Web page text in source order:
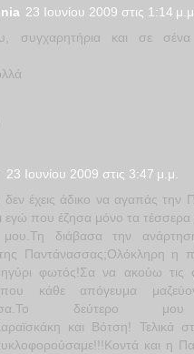
23 Ιουνίου 2009 στις 1:14 μ.μ.
συγχαρητήρια και σε
23 Ιουνίου 2009 στις 3:47 μ.μ.
έχεις άδικο να αγαπάς την
εγώ που έζησα μόνο τα τέσσερα
διάβασα την
Παντάνασσας;Ολόκληρη η
φωτός!Σα να ακούω τις
κάθε απόγευμα
δεύτερο
και Βότση! Τελικά
και η